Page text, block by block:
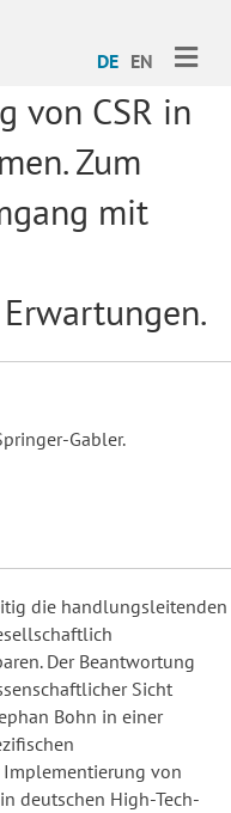
DE EN
von CSR in
Zum
mit
Gabler.
die handlungsleitenden
Der Beantwortung
Sicht
Bohn in einer
Implementierung von
deutschen High-Tech-